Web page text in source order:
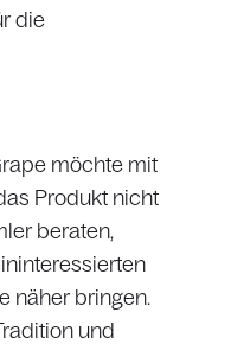
die
möchte mit
Produkt nicht
beraten,
näher bringen.
und